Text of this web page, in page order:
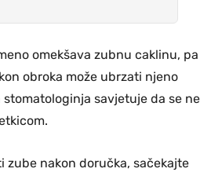
omekšava zubnu caklinu, pa
obroka može ubrzati njeno
savjetuje da se ne
zube nakon doručka, sačekajte